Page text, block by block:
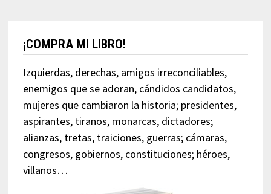
¡COMPRA MI LIBRO!
Izquierdas, derechas, amigos irreconciliables,
enemigos que se adoran, cándidos candidatos,
mujeres que cambiaron la historia; presidentes,
aspirantes, tiranos, monarcas, dictadores;
alianzas, tretas, traiciones, guerras; cámaras,
congresos, gobiernos, constituciones; héroes,
villanos…